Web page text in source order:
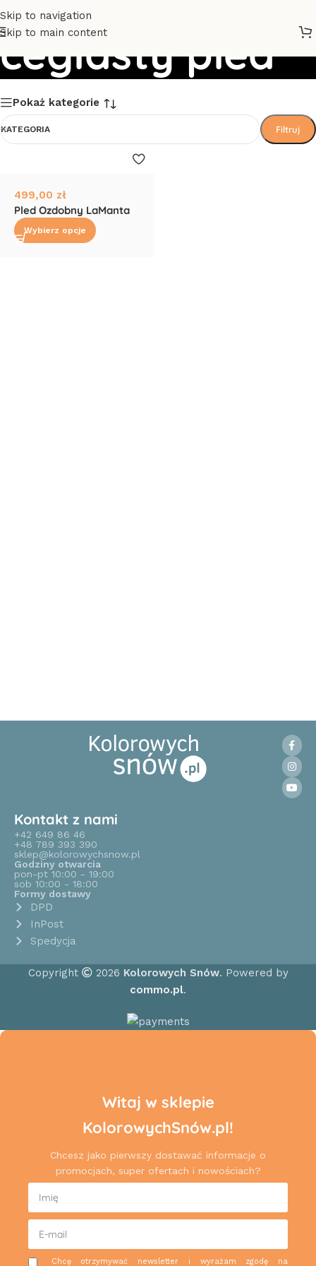
Skip to navigation
Skip to main content
ceglasty pled
Pokaż kategorie
KATEGORIA Filtruj
499,00 zł
Pled Ozdobny LaManta
Wybierz opcje
Kontakt z nami
+42 649 86 46
+48 789 393 390
sklep@kolorowychsnow.pl
Godziny otwarcia
pon-pt 10:00 - 19:00
sob 10:00 - 18:00
Formy dostawy
DPD
InPost
Spedycja
Copyright 2026 Kolorowych Snów. Powered by
commo.pl.
Witaj w sklepie
KolorowychSnów.pl!
Chcesz jako pierwszy dostawać informacje o
promocjach, super ofertach i nowościach?
Chcę otrzymywać newsletter i wyrażam zgodę na